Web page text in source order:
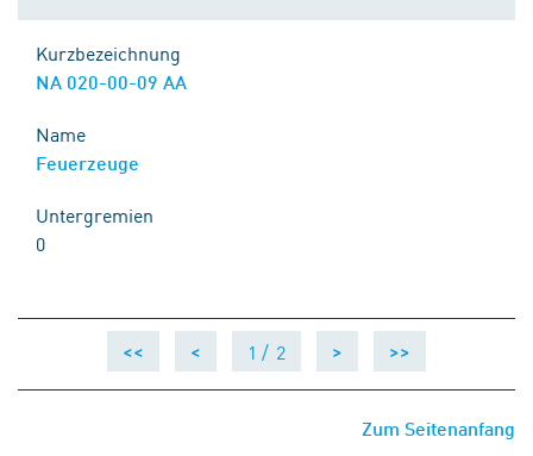
Kurzbezeichnung
NA 020-00-09 AA
Name
Feuerzeuge
Untergremien
0
<< < 1 / 2 > >>
Zum Seitenanfang